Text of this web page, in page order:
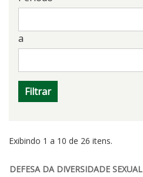
a
Filtrar
Exibindo 1 a 10 de 26 itens.
DEFESA DA DIVERSIDADE SEXUAL